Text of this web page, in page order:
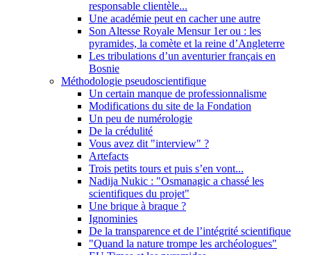
responsable clientèle...
Une académie peut en cacher une autre
Son Altesse Royale Mensur 1er ou : les
pyramides, la comète et la reine d’Angleterre
Les tribulations d’un aventurier français en
Bosnie
Méthodologie pseudoscientifique
Un certain manque de professionnalisme
Modifications du site de la Fondation
Un peu de numérologie
De la crédulité
Vous avez dit "interview" ?
Artefacts
Trois petits tours et puis s’en vont...
Nadija Nukic : "Osmanagic a chassé les
scientifiques du projet"
Une brique à braque ?
Ignominies
De la transparence et de l’intégrité scientifique
"Quand la nature trompe les archéologues"